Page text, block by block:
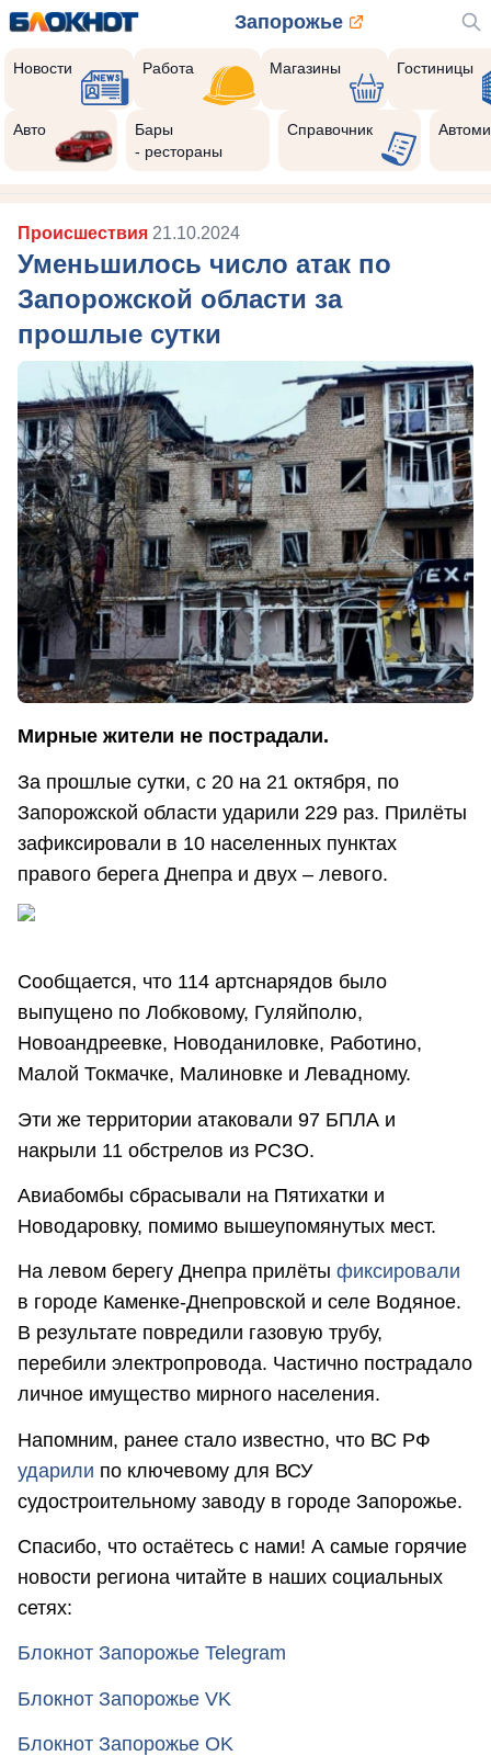
Запорожье
Новости Работа Магазины Гостиницы
Авто
Бары
- рестораны
Справочник
Происшествия 21.10.2024
Уменьшилось число атак по
Запорожской области за
прошлые сутки
Мирные жители не пострадали.
За прошлые сутки, с 20 на 21 октября, по
Запорожской области ударили 229 раз. Прилёты
зафиксировали в 10 населенных пунктах
правого берега Днепра и двух – левого.
Сообщается, что 114 артснарядов было
выпущено по Лобковому, Гуляйполю,
Новоандреевке, Новоданиловке, Работино,
Малой Токмачке, Малиновке и Левадному.
Эти же территории атаковали 97 БПЛА и
накрыли 11 обстрелов из РСЗО.
Авиабомбы сбрасывали на Пятихатки и
Новодаровку, помимо вышеупомянутых мест.
На левом берегу Днепра прилёты фиксировали
в городе Каменке-Днепровской и селе Водяное.
В результате повредили газовую трубу,
перебили электропровода. Частично пострадало
личное имущество мирного населения.
Напомним, ранее стало известно, что ВС РФ
ударили по ключевому для ВСУ
судостроительному заводу в городе Запорожье.
Спасибо, что остаётесь с нами! А самые горячие
новости региона читайте в наших социальных
сетях:
Блокнот Запорожье Telegram
Блокнот Запорожье VK
Блокнот Запорожье OK